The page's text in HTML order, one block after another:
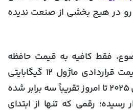
در هیچ بخشی از صنعت ندیده
فقط کافیه به قیمت حافظه
LPDDR5X نگاه کنیم. قیمت قراردادی ماژول ۱۲ گیگابایتی
این حافظه از ابتدای سال ۲۰۲۵ تا امروز تقریباً سه برابر شده
به حدود ۱۴۵ دلار رسیده؛ رقمی که تنها از ابتدای